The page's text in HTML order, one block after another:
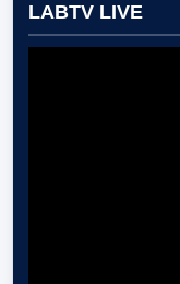
LABTV LIVE